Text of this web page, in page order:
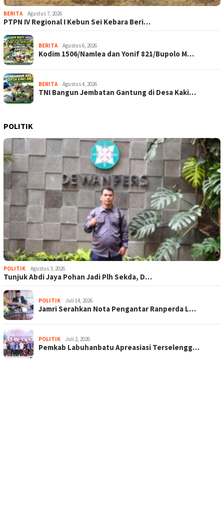
BERITA Agustus 7, 2026
PTPN IV Regional I Kebun Sei Kebara Beri…
BERITA Agustus 6, 2026
Kodim 1506/Namlea dan Yonif 821/Bupolo M…
BERITA Agustus 4, 2026
TNI Bangun Jembatan Gantung di Desa Kaki…
POLITIK
POLITIK Agustus 3, 2026
Tunjuk Abdi Jaya Pohan Jadi Plh Sekda, D…
POLITIK Juli 14, 2026
Jamri Serahkan Nota Pengantar Ranperda L…
POLITIK Juli 2, 2026
Pemkab Labuhanbatu Apreasiasi Terselengg…